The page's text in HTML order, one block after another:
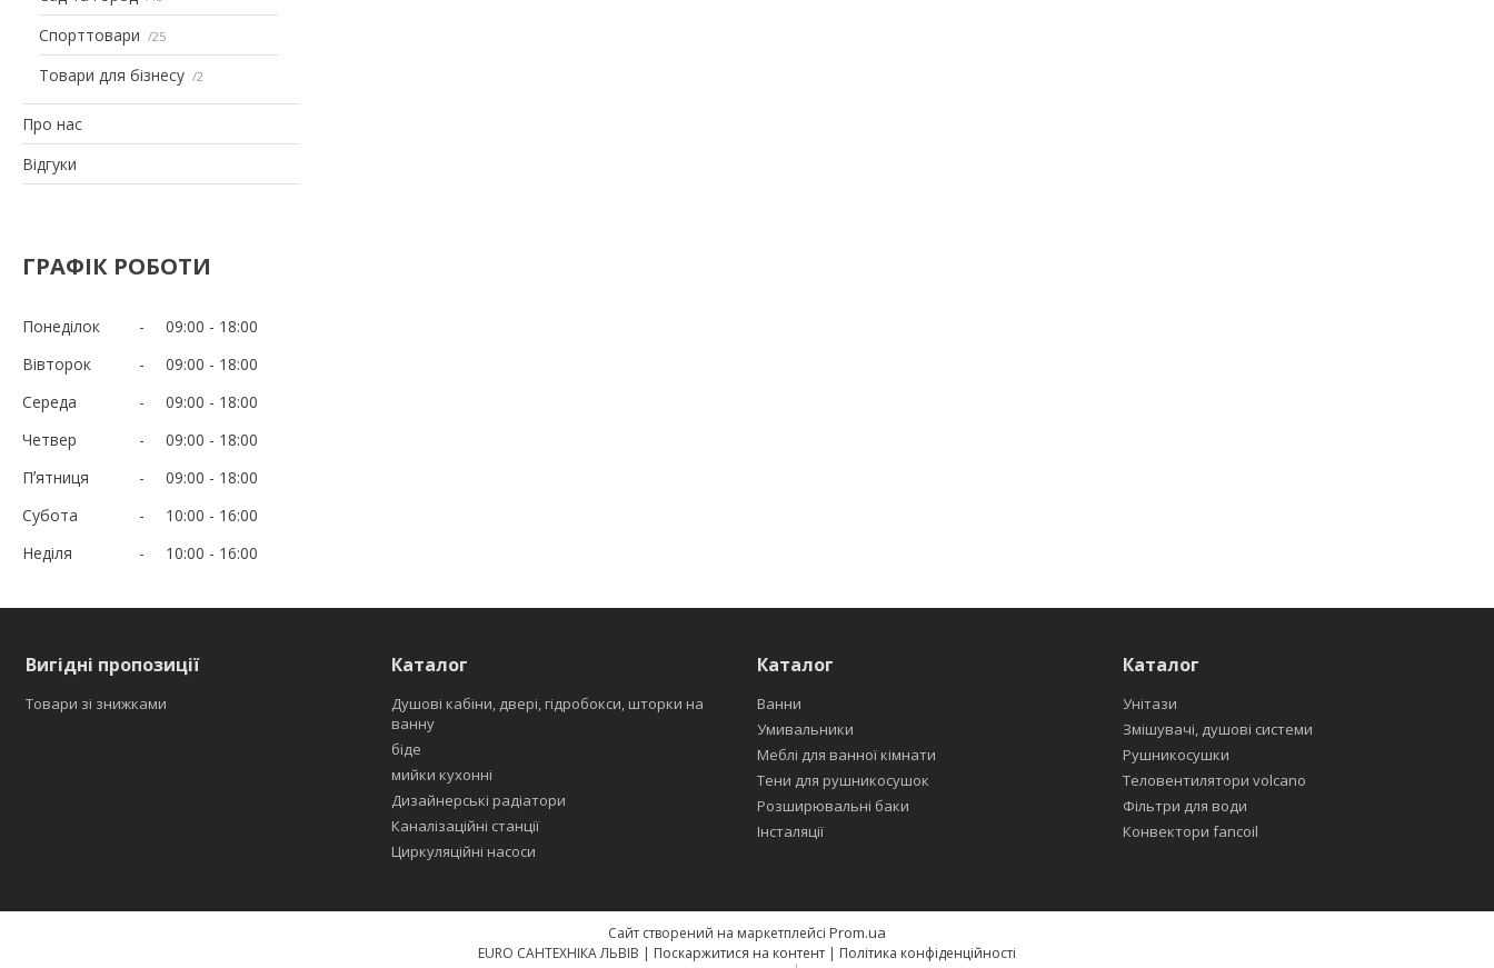
Спорттовари 25
Товари для бізнесу 2
Про нас
Відгуки
ГРАФІК РОБОТИ
Понеділок 09:00
18:00
Вівторок
09:00
18:00
Середа
09:00
18:00
Четвер
09:00
18:00
Пʼятниця
09:00
18:00
Субота
10:00
16:00
Неділя
10:00 16:00
Вигідні пропозиції
Товари зі знижками
Каталог
Душові кабіни, двері, гідробокси, шторки на
ванну
біде
мийки кухонні
Дизайнерські радіатори
Каналізаційні станції
Циркуляційні насоси
Каталог
Ванни
Умивальники
Меблі для ванної кімнати
Тени для рушникосушок
Розширювальні баки
Інсталяції
Каталог
Унітази
Змішувачі, душові системи
Рушникосушки
Теловентилятори volcano
Фільтри для води
Конвектори fancoil
Сайт створений на маркетплейсі Prom.ua
EURO САНТЕХНІКА ЛЬВІВ | Поскаржитися на контент | Політика конфіденційності